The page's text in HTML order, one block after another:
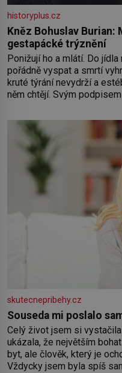
historyplus.cz
Kněz Bohuslav Burian:
gestapácké trýznění
Ponižují ho a mlátí. Do
pořádně vyspat a smrtí
kruté týrání nevydrží a
něm chtějí. Svým
Syn brněnského řezníka
skutecnepribehy.cz
Souseda mi poslalo
Celý život jsem si
ukázala, že největším
byt, ale člověk, který je
Vždycky jsem byla spíš